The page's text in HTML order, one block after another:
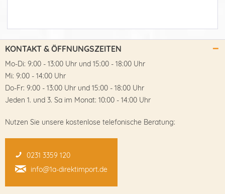
KONTAKT & ÖFFNUNGSZEITEN
Mo-Di: 9:00 - 13:00 Uhr und 15:00 - 18:00 Uhr
Mi: 9:00 - 14:00 Uhr
Do-Fr: 9:00 - 13:00 Uhr und 15:00 - 18:00 Uhr
Jeden 1. und 3. Sa im Monat: 10:00 - 14:00 Uhr
Nutzen Sie unsere kostenlose telefonische Beratung:
0231 3359 120
info@1a-direktimport.de